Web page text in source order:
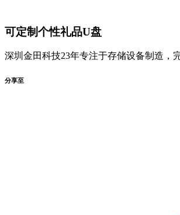
可定制个性礼品U盘
深圳金田科技23年专注于存储设备制造，
分享至